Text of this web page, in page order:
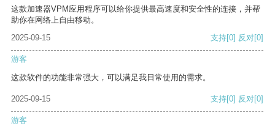
这款加速器VPM应用程序可以给你提供最高速度和安全性的连接，并帮
助你在网络上自由移动。
2025-09-15
支持[0] 反对[0]
游客
这款软件的功能非常强大，可以满足我日常使用的需求。
2025-09-15 支持[0] 反对[0]
游客